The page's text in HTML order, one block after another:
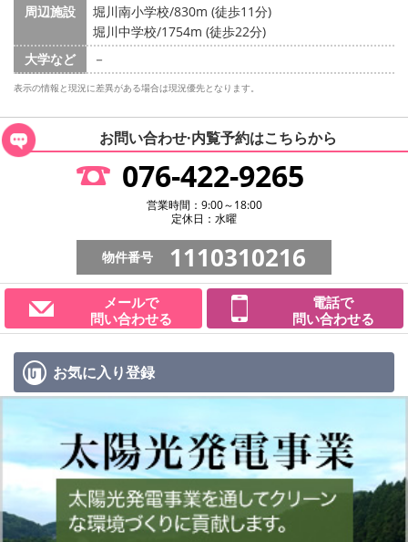
周辺施設
堀川南小学校/830m (徒歩11分)
堀川中学校/1754m (徒歩22分)
大学など
－
表示の情報と現況に差異がある場合は現況優先となります。
お問い合わせ·内覧予約はこちらから
076-422-9265
営業時間：9:00～18:00
定休日：水曜
物件番号 1110310216
メールで
問い合わせる
電話で
問い合わせる
お気に入り登録